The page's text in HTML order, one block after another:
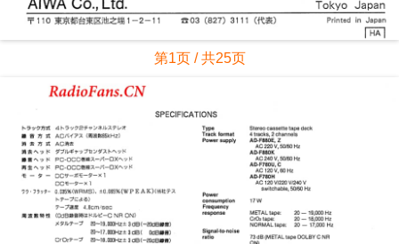
第1页 / 共25页